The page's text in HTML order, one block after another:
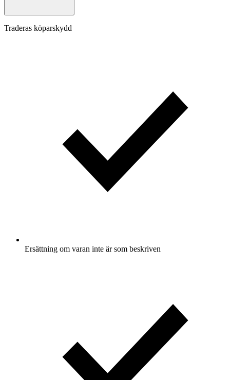
Traderas köparskydd
Ersättning om varan inte är som beskriven